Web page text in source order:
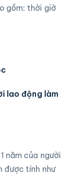
gồm: thời giờ
lao động làm
năm của người
được tính như